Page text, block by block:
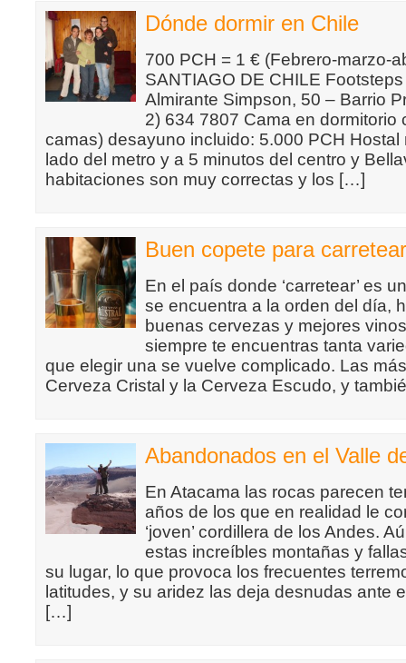
Dónde dormir en Chile
700 PCH = 1 € (Febrero-marzo-
SANTIAGO DE CHILE
Almirante Simpson, 50 – Barrio
2) 634 7807 Cama en dormitorio
camas) desayuno incluido: 5.000 PCH Hostal
lado del metro y a 5 minutos del centro y
habitaciones son muy correctas y los […]
Buen copete para
En el país donde ‘carretear’ es
se encuentra a la orden del día,
buenas cervezas y mejores
siempre te encuentras tanta
que elegir una se vuelve complicado. Las
Cerveza Cristal y la Cerveza Escudo, y
Abandonados en el Valle
En Atacama las rocas parecen
años de los que en realidad le
‘joven’ cordillera de los Andes.
estas increíbles montañas y
su lugar, lo que provoca los frecuentes
latitudes, y su aridez las deja desnudas ante
[…]